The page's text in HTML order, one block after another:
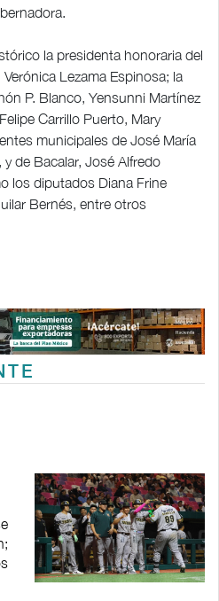
la presidenta honoraria del
Lezama Espinosa; la
P. Blanco, Yensunni Martínez
Carrillo Puerto, Mary
municipales de José María
de Bacalar, José Alfredo
los diputados Diana Frine
Bernés, entre otros